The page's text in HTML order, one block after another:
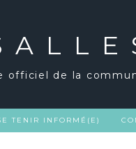
officiel de la
TENIR INFORMÉ(E)